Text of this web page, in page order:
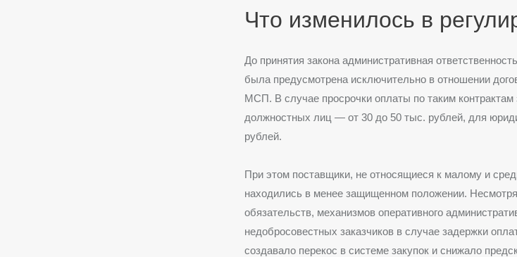
Что изменилось в
До принятия закона административная
была предусмотрена исключительно в отношении
МСП. В случае просрочки оплаты по таким
должностных лиц — от 30 до 50 тыс. рублей, для
рублей.
При этом поставщики, не относящиеся к малому и
находились в менее защищенном положении.
обязательств, механизмов оперативного
недобросовестных заказчиков в случае задержки
создавало перекос в системе закупок и снижало